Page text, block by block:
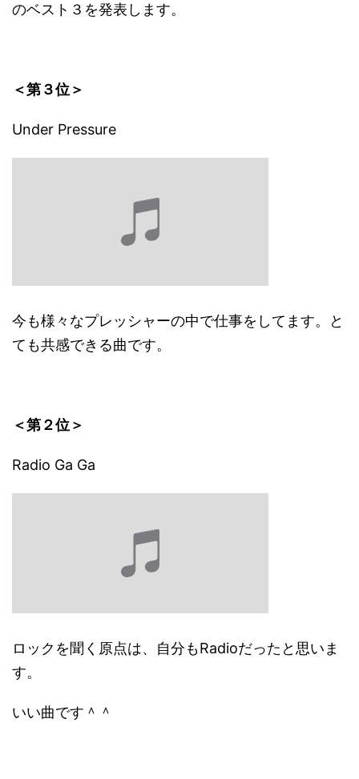
のベスト３を発表します。
＜第３位＞
Under Pressure
今も様々なプレッシャーの中で仕事をしてます。と
ても共感できる曲です。
＜第２位＞
Radio Ga Ga
ロックを聞く原点は、自分もRadioだったと思いま
す。
いい曲です＾＾